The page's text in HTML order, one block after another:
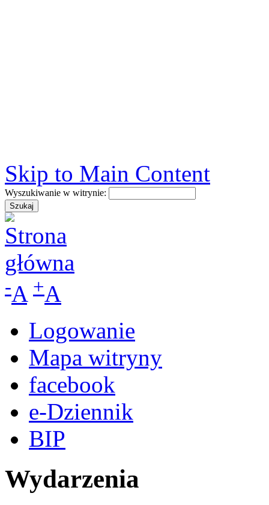
Skip to Main Content
Wyszukiwanie w witrynie:
-A +A
Logowanie
Mapa witryny
facebook
e-Dziennik
BIP
Wydarzenia